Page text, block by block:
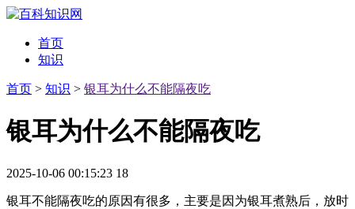
首页
知识
首页 > 知识 > 银耳为什么不能隔夜吃
银耳为什么不能隔夜吃
2025-10-06 00:15:23 18
银耳不能隔夜吃的原因有很多，主要是因为银耳煮熟后，放时